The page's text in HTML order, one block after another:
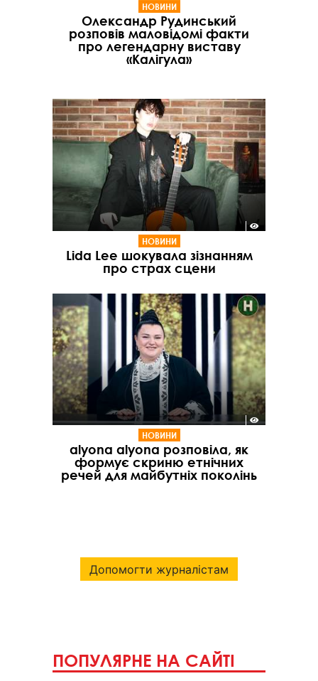
НОВИНИ
Олександр Рудинський
розповів маловідомі факти
про легендарну виставу
«Калігула»
НОВИНИ
Lida Lee шокувала зізнанням
про страх сцени
НОВИНИ
alyona alyona розповіла, як
формує скриню етнічних
речей для майбутніх поколінь
Допомогти журналістам
ПОПУЛЯРНЕ НА САЙТІ